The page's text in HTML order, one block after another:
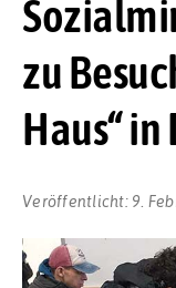
zu
Haus“
Veröffentlicht: 9.